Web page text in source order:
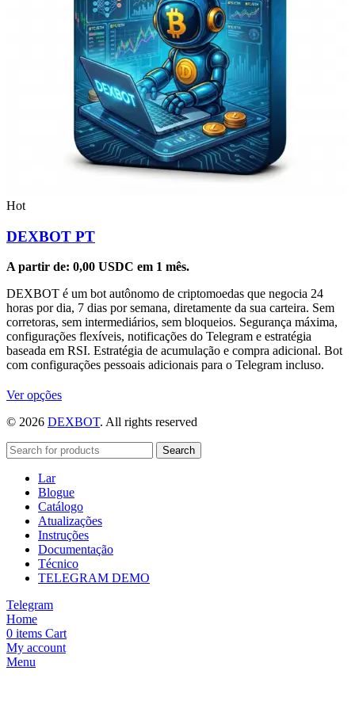
Hot
DEXBOT PT
A partir de: 0,00 USDC em 1 mês.
DEXBOT é um bot autônomo de criptomoedas que negocia 24
horas por dia, 7 dias por semana, diretamente da sua carteira. Sem
corretoras, sem intermediários, sem bloqueios. Segurança máxima,
configurações flexíveis, notificações do Telegram e estratégia
baseada em RSI. Estratégia de acumulação e compra adicional. Bot
com configurações pessoais adicionais para o Telegram incluso.
Ver opçõesEste
tem
variantes.
podem
ser
escolhidas
na
página
do
produto
© 2026 DEXBOT. All rights reserved
Search
Lar
Blogue
Catálogo
Atualizações
Instruções
Documentação
Técnico
TELEGRAM DEMO
Telegram
Home
0 items Cart
My account
Menu